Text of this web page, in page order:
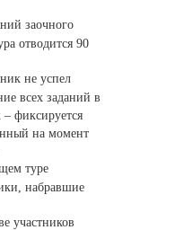
заочного
отводится 90
не успел
всех заданий в
фиксируется
на момент
туре
набравшие
участников